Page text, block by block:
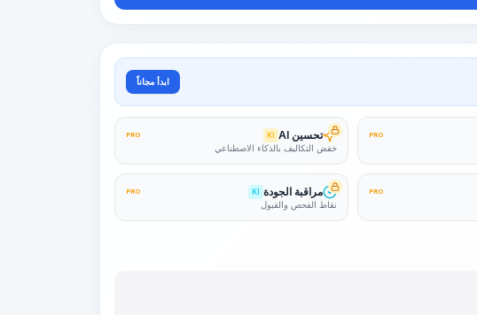
ابدأ مجاناً
PRO تحسين AI KI
PRO
خفض التكاليف بالذكاء الاصطناعي
PRO مراقبة الجودة KI
PRO
نقاط الفحص والقبول